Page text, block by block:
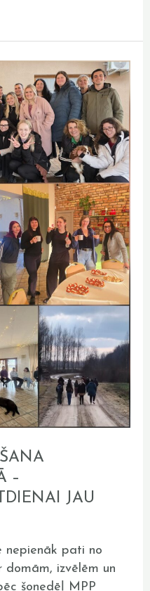
–
JAU
nepienāk pati no
izvēlēm un
šonedēļ MPP